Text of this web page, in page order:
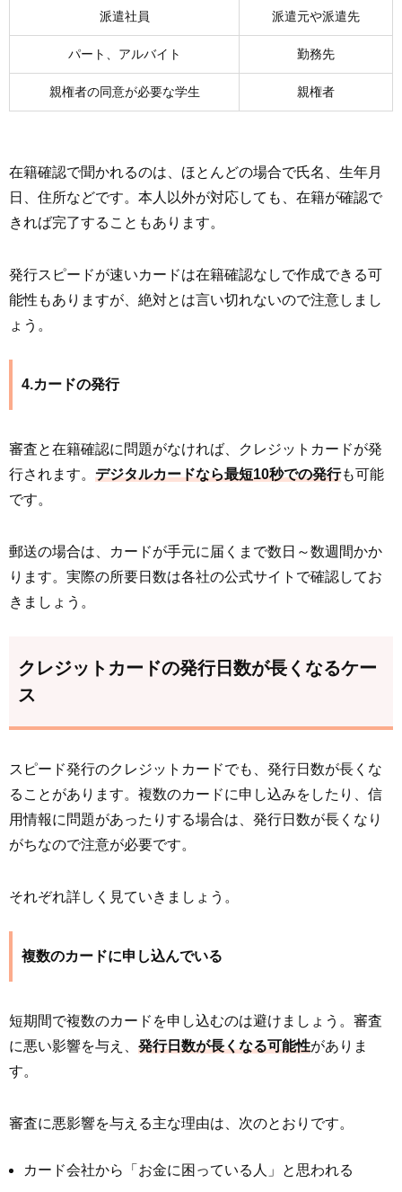
派遣社員 派遣元や派遣先
パート、アルバイト 勤務先
親権者の同意が必要な学生 親権者
在籍確認で聞かれるのは、ほとんどの場合で氏名、生年月
日、住所などです。本人以外が対応しても、在籍が確認で
きれば完了することもあります。
発行スピードが速いカードは在籍確認なしで作成できる可
能性もありますが、絶対とは言い切れないので注意しまし
ょう。
4.カードの発行
審査と在籍確認に問題がなければ、クレジットカードが発
行されます。 デジタルカードなら最短10秒での発行も可能
です。
郵送の場合は、カードが手元に届くまで数日～数週間かか
ります。実際の所要日数は各社の公式サイトで確認してお
きましょう。
クレジットカードの発行日数が長くなるケー
ス
スピード発行のクレジットカードでも、発行日数が長くな
ることがあります。複数のカードに申し込みをしたり、信
用情報に問題があったりする場合は、発行日数が長くなり
がちなので注意が必要です。
それぞれ詳しく見ていきましょう。
複数のカードに申し込んでいる
短期間で複数のカードを申し込むのは避けましょう。審査
に悪い影響を与え、 発行日数が長くなる可能性がありま
す。
審査に悪影響を与える主な理由は、次のとおりです。
カード会社から「お金に困っている人」と思われる